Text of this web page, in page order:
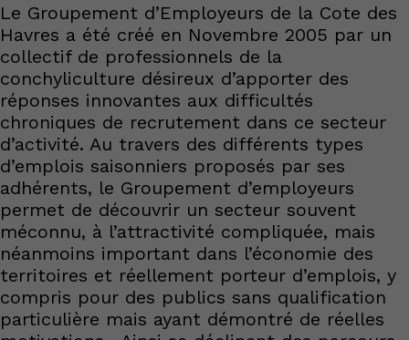
Le Groupement d’Employeurs de la Cote des
Havres a été créé en Novembre 2005 par un
collectif de professionnels de la
conchyliculture désireux d’apporter des
réponses innovantes aux difficultés
chroniques de recrutement dans ce secteur
d’activité. Au travers des différents types
d’emplois saisonniers proposés par ses
adhérents, le Groupement d’employeurs
permet de découvrir un secteur souvent
méconnu, à l’attractivité compliquée, mais
néanmoins important dans l’économie des
territoires et réellement porteur d’emplois, y
compris pour des publics sans qualification
particulière mais ayant démontré de réelles